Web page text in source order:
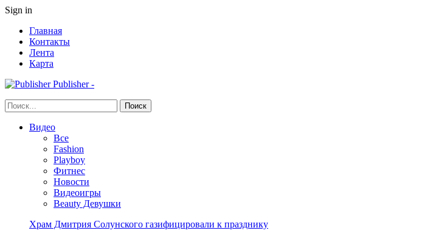
Sign in
Главная
Контакты
Лента
Карта
Publisher -
Видео
Все
Fashion
Playboy
Фитнес
Новости
Видеоигры
Beauty Девушки
Храм Дмитрия Солунского газифицировали к празднику